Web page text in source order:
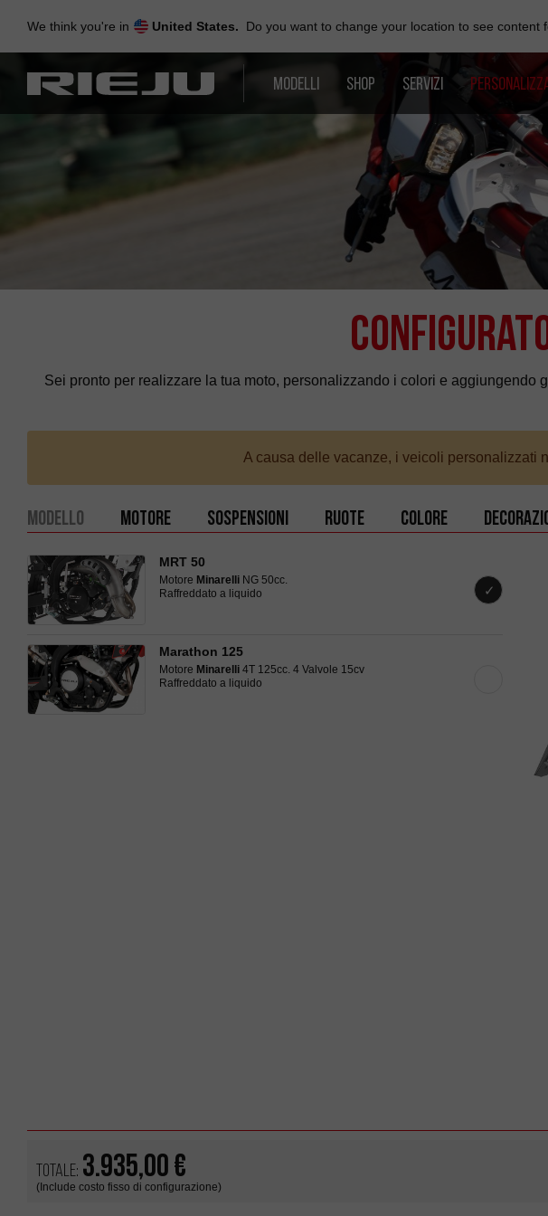
content
We think you're in United States. Do you want to change your location to see content
MODELLI SHOP SERVIZI
Sei pronto per realizzare la tua moto, personalizzando i colori e
A causa delle vacanze, i veicoli personalizzati
Modello Motore Sospensioni Ruote Colore
MRT 50
Motore Minarelli NG 50cc.
Raffreddato a liquido
Marathon 125
Motore Minarelli 4T 125cc. 4 Valvole 15cv
Raffreddato a liquido
Totale: 3.935,00 €
(Include costo fisso di configurazione)